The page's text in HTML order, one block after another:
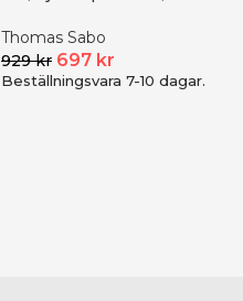
Thomas Sabo
929kr 697 kr
Beställningsvara 7-10 dagar.